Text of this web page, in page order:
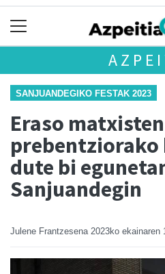
SANJUANDEGIKO FESTAK 2023
Eraso matxisten
dute bi
Sanjuandegin
Julene Frantzesena 2023ko ekainaren